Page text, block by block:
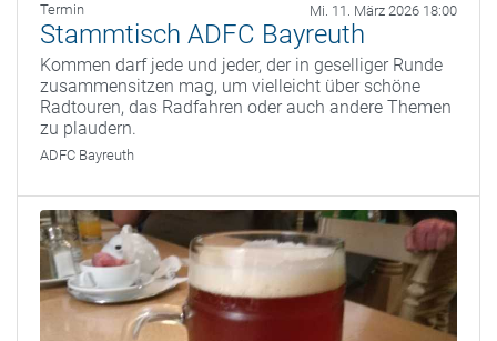
Termin Mi. 11. März 2026 18:00
Stammtisch ADFC Bayreuth
Kommen darf jede und jeder, der in geselliger Runde
zusammensitzen mag, um vielleicht über schöne
Radtouren, das Radfahren oder auch andere Themen
zu plaudern.
ADFC Bayreuth